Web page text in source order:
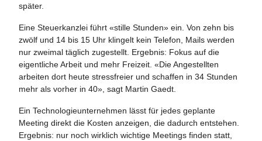
später.
Eine Steuerkanzlei führt «stille Stunden» ein. Von zehn bis
zwölf und 14 bis 15 Uhr klingelt kein Telefon, Mails werden
nur zweimal täglich zugestellt. Ergebnis: Fokus auf die
eigentliche Arbeit und mehr Freizeit. «Die Angestellten
arbeiten dort heute stressfreier und schaffen in 34 Stunden
mehr als vorher in 40», sagt Martin Gaedt.
Ein Technologieunternehmen lässt für jedes geplante
Meeting direkt die Kosten anzeigen, die dadurch entstehen.
Ergebnis: nur noch wirklich wichtige Meetings finden statt,